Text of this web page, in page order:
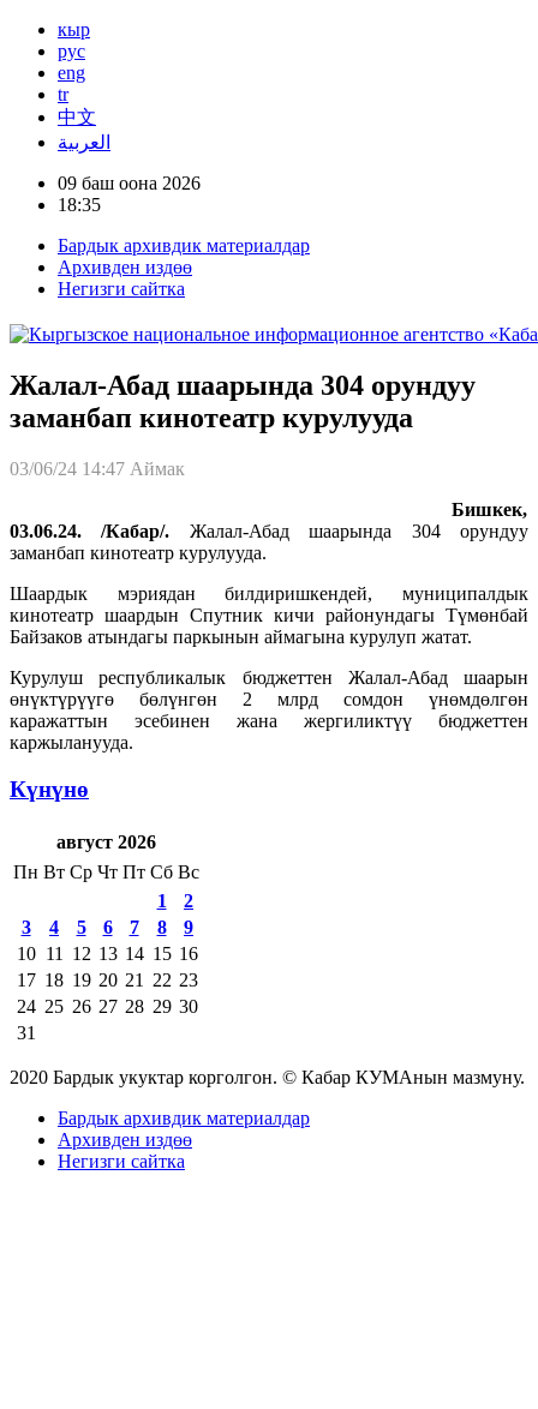
кыр
рус
eng
tr
中文
العربية
09 баш оона 2026
18:35
Бардык архивдик материалдар
Архивден издөө
Негизги сайтка
Жалал-Абад шаарында 304 орундуу
заманбап кинотеатр курулууда
03/06/24 14:47 Аймак
Бишкек,
03.06.24. /Кабар/. Жалал-Абад шаарында 304 орундуу
заманбап кинотеатр курулууда.
Шаардык мэриядан билдиришкендей, муниципалдык
кинотеатр шаардын Спутник кичи районундагы Түмөнбай
Байзаков атындагы паркынын аймагына курулуп жатат.
Курулуш республикалык бюджеттен Жалал-Абад шаарын
өнүктүрүүгө бөлүнгөн 2 млрд сомдон үнөмдөлгөн
каражаттын эсебинен жана жергиликтүү бюджеттен
каржыланууда.
Күнүнө
август 2026
Пн Вт Ср Чт Пт Сб Вс
1
2
3
4 5 6 7 8
9
10 11 12 13 14 15 16
17 18 19 20 21 22 23
24 25 26 27 28 29 30
31
2020 Бардык укуктар корголгон. © Кабар КУМАнын мазмуну.
Бардык архивдик материалдар
Архивден издөө
Негизги сайтка